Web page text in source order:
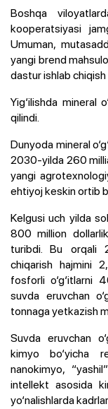
Boshqa
kooperatsiyasi
Umuman,
yangi brend
dastur ishlab
Yig‘ilishda mineral
qilindi.
Dunyoda mineral
2030-yilda 260
yangi
ehtiyoj keskin ortib
Kelgusi uch yilda
800 million
turibdi. Bu orqali
chiqarish hajmini
fosforli o‘g‘itlarni
suvda eruvchan
tonnaga yetkazish
Suvda eruvchan
kimyo bo‘yicha
nanokimyo,
intellekt asosida
yo‘nalishlarda